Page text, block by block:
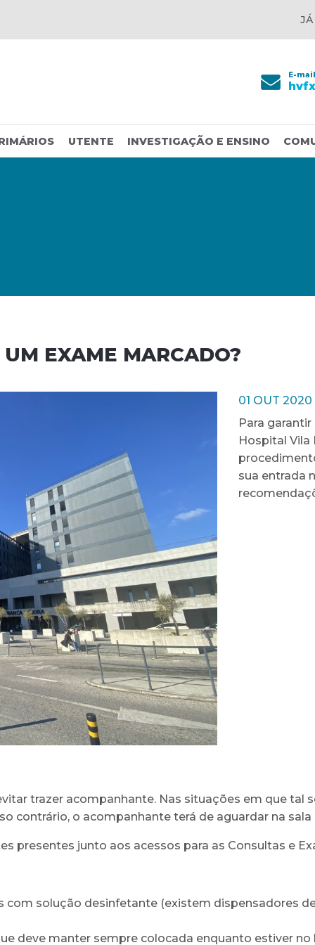
JÁ
E-mail
UTENTE INVESTIGAÇÃO E ENSINO
EXAME MARCADO?
01 OUT 2020
Para
Hospital Vila
sua entrada
trazer acompanhante. Nas situações em que tal
contrário, o acompanhante terá de aguardar na sala
presentes junto aos acessos para as Consultas e
solução desinfetante (existem dispensadores
deve manter sempre colocada enquanto estiver